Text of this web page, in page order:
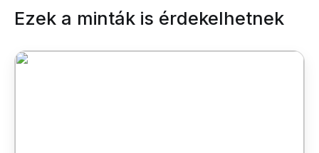
Ezek a minták is érdekelhetnek